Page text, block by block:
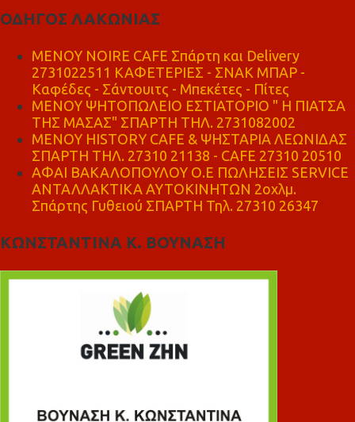
ΟΔΗΓΟΣ ΛΑΚΩΝΙΑΣ
MENOY NOIRE CAFE Σπάρτη και Delivery
2731022511 ΚΑΦΕΤΕΡΙΕΣ - ΣΝΑΚ ΜΠΑΡ -
Καφέδες - Σάντουιτς - Μπεκέτες - Πίτες
ΜΕΝΟΥ ΨΗΤΟΠΩΛΕΙΟ ΕΣΤΙΑΤΟΡΙΟ " Η ΠΙΑΤΣΑ
ΤΗΣ ΜΑΣΑΣ" ΣΠΑΡΤΗ ΤΗΛ. 2731082002
ΜΕΝΟΥ HISTORY CAFE & ΨΗΣΤΑΡΙΑ ΛΕΩΝΙΔΑΣ
ΣΠΑΡΤΗ ΤΗΛ. 27310 21138 - CAFE 27310 20510
ΑΦΑΙ ΒΑΚΑΛΟΠΟΥΛΟΥ Ο.Ε ΠΩΛΗΣΕΙΣ SERVICE
ΑΝΤΑΛΛΑΚΤΙΚΑ ΑΥΤΟΚΙΝΗΤΩΝ 2οχλμ.
Σπάρτης Γυθειού ΣΠΑΡΤΗ Τηλ. 27310 26347
ΚΩΝΣΤΑΝΤΙΝΑ Κ. ΒΟΥΝΑΣΗ